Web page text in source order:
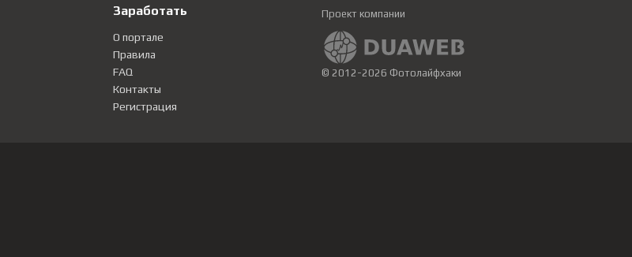
Заработать
О портале
Правила
FAQ
Контакты
Регистрация
Проект компании
© 2012-2026 Фотолайфхаки